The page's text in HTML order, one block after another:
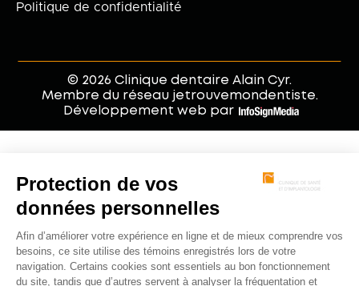
Politique de confidentialité
© 2026 Clinique dentaire Alain Cyr.
Membre du réseau jetrouvemondentiste.
Développement web par
.